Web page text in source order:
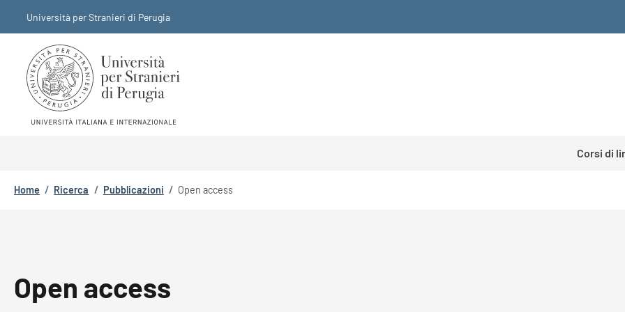
Università per Stranieri di Perugia
Corsi di
Briciole di pane
Home / Ricerca / Pubblicazioni / Open access
Open access